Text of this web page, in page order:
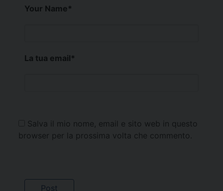
Your Name*
La tua email*
Salva il mio nome, email e sito web in questo
browser per la prossima volta che commento.